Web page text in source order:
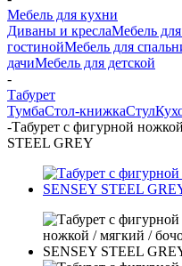
Мебель для кухни
Диваны и креслаМебель
гостинойМебель для
дачиМебель для детской
-
Табурет
ТумбаСтол-книжкаСтул
-Табурет с фигурной
STEEL GREY